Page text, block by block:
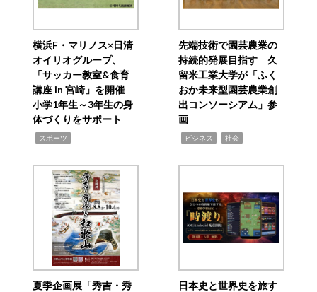
横浜F・マリノス×日清
オイリオグループ、
「サッカー教室&食育
講座 in 宮崎」を開催
小学1年生～3年生の身
体づくりをサポート
スポーツ
先端技術で園芸農業の
持続的発展目指す 久
留米工業大学が「ふく
おか未来型園芸農業創
出コンソーシアム」参
画
ビジネス 社会
夏季企画展「秀吉・秀
日本史と世界史を旅す